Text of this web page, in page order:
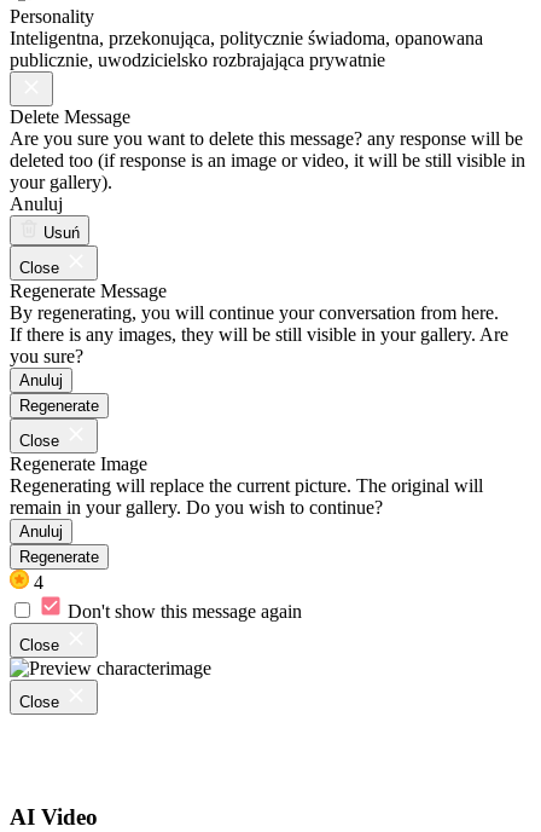
Personality
Inteligentna, przekonująca, politycznie świadoma, opanowana
publicznie, uwodzicielsko rozbrajająca prywatnie
Delete Message
Are you sure you want to delete this message? any response will be
deleted too (if response is an image or video, it will be still visible in
your gallery).
Anuluj
Usuń
Close
Regenerate Message
By regenerating, you will continue your conversation from here.
If there is any images, they will be still visible in your gallery. Are
you sure?
Anuluj
Regenerate
Close
Regenerate Image
Regenerating will replace the current picture. The original will
remain in your gallery. Do you wish to continue?
Anuluj
Regenerate
4
Don't show this message again
Close
Close
AI Video